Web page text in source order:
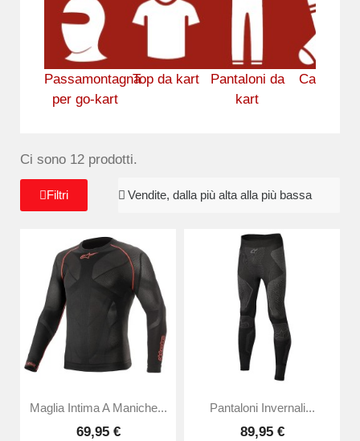
Passamontagna
per go-kart
Top da kart
Pantaloni da
kart
Calzini da
Ci sono 12 prodotti.
Filtri
Maglia Intima A Maniche...
69,95 €
Pantaloni Invernali...
89,95 €